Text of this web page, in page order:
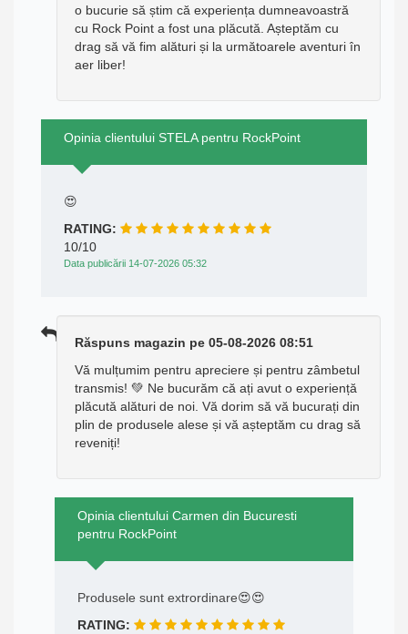
o bucurie să știm că experiența dumneavoastră
cu Rock Point a fost una plăcută. Așteptăm cu
drag să vă fim alături și la următoarele aventuri în
aer liber!
Opinia clientului STELA pentru RockPoint
😍
RATING:
10/10
Data publicării 14-07-2026 05:32
Răspuns magazin pe 05-08-2026 08:51
Vă mulțumim pentru apreciere și pentru zâmbetul
transmis! 💚 Ne bucurăm că ați avut o experiență
plăcută alături de noi. Vă dorim să vă bucurați din
plin de produsele alese și vă așteptăm cu drag să
reveniți!
Opinia clientului Carmen din Bucuresti
pentru RockPoint
Produsele sunt extrordinare😍😍
RATING: